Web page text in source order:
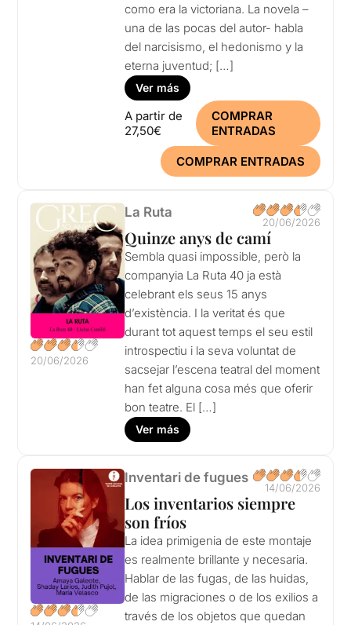
como era la victoriana. La novela –
una de las pocas del autor- habla
del narcisismo, el hedonismo y la
eterna juventud; […]
Ver más
A partir de
27,50€
COMPRAR
ENTRADAS
COMPRAR ENTRADAS
20/06/2026
La Ruta
20/06/2026
Quinze anys de camí
Sembla quasi impossible, però la
companyia La Ruta 40 ja està
celebrant els seus 15 anys
d’existència. I la veritat és que
durant tot aquest temps el seu estil
introspectiu i la seva voluntat de
sacsejar l’escena teatral del moment
han fet alguna cosa més que oferir
bon teatre. El […]
Ver más
Inventari de fugues
14/06/2026
Los inventarios siempre
son fríos
La idea primigenia de este montaje
es realmente brillante y necesaria.
Hablar de las fugas, de las huidas,
de las migraciones o de los exilios a
través de los objetos que quedan